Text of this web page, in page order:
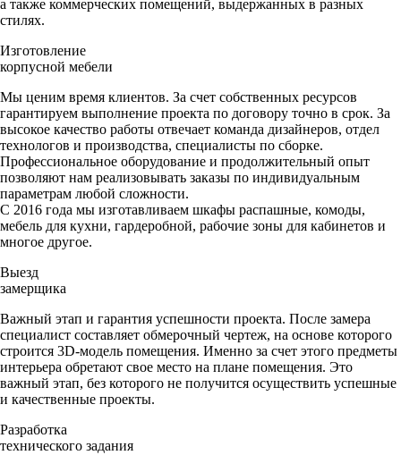
а также коммерческих помещений, выдержанных в разных
стилях.
Изготовление
корпусной мебели
Мы ценим время клиентов. За счет собственных ресурсов
гарантируем выполнение проекта по договору точно в срок. За
высокое качество работы отвечает команда дизайнеров, отдел
технологов и производства, специалисты по сборке.
Профессиональное оборудование и продолжительный опыт
позволяют нам реализовывать заказы по индивидуальным
параметрам любой сложности.
С 2016 года мы изготавливаем шкафы распашные, комоды,
мебель для кухни, гардеробной, рабочие зоны для кабинетов и
многое другое.
Выезд
замерщика
Важный этап и гарантия успешности проекта. После замера
специалист составляет обмерочный чертеж, на основе которого
строится 3D-модель помещения. Именно за счет этого предметы
интерьера обретают свое место на плане помещения. Это
важный этап, без которого не получится осуществить успешные
и качественные проекты.
Разработка
технического задания